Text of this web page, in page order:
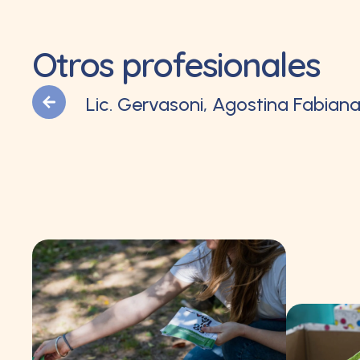
Otros profesionales
Lic. Gervasoni, Agostina Fabiana